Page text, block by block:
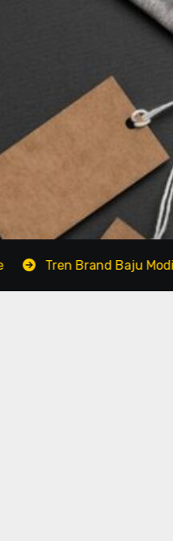
Tren Brand Baju Modis